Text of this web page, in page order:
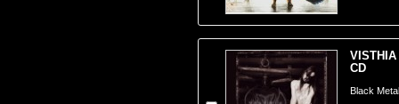
CD
Black